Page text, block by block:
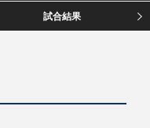
試合結果